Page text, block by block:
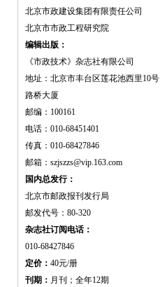
北京市政建设集团有限责任公司
北京市市政工程研究院
编辑出版：
《市政技术》杂志社有限公司
地址：北京市丰台区莲花池西里10号
路桥大厦
邮编：100161
电话：010-68451401
传真：010-68427846
邮箱：szjszzs@vip.163.com
国内总发行：
北京市邮政报刊发行局
邮发代号：80-320
杂志社订阅电话：
010-68427846
定价： 40元/册
刊期： 月刊；全年12期